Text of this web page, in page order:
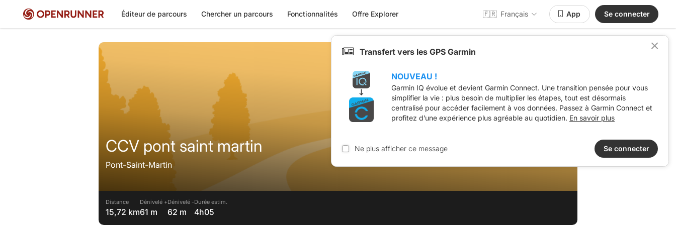
Éditeur de parcours Chercher un parcours Fonctionnalités Offre Explorer 🇫🇷 Français App Se connecter
CCV pont saint martin
Pont-Saint-Martin
Distance
15,72 km
Dénivelé +
61 m
Dénivelé -
62 m
Durée estim.
4h05
Transfert vers les GPS Garmin
NOUVEAU !
Garmin IQ évolue et devient Garmin Connect. Une transition pensée pour vous
simplifier la vie : plus besoin de multiplier les étapes, tout est désormais
centralisé pour accéder facilement à vos données. Passez à Garmin Connect et
profitez d’une expérience plus agréable au quotidien. En savoir plus
Ne plus afficher ce message Se connecter